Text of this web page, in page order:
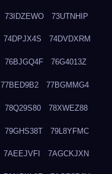
73IDZEWO 73UTNHIP
74DPJX4S 74DVDXRM
76BJGQ4F 76G4013Z
77BED9B2 77BGMMG4
78Q29S80 78XWEZ88
79GHS38T 79L8YFMC
7AEEJVFI 7AGCKJXN